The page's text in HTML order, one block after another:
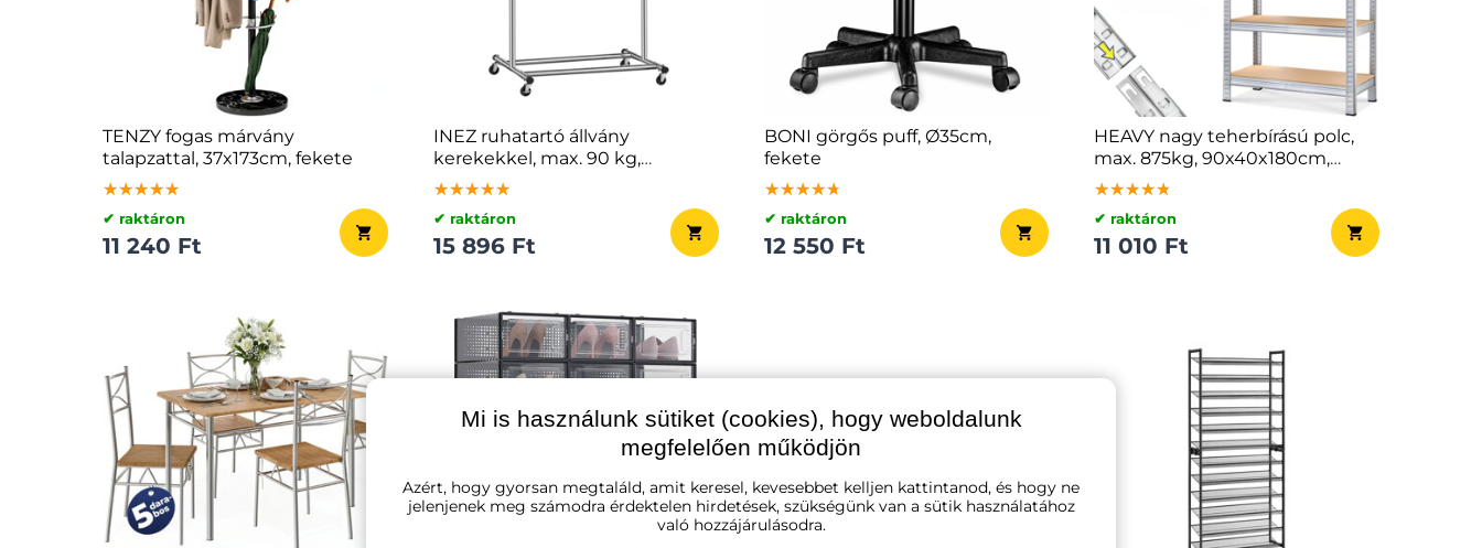
TENZY fogas márvány
talapzattal, 37x173cm, fekete
★★★★★
★★★★★
★★★★★
✔ raktáron
11 240 Ft
INEZ ruhatartó állvány
kerekekkel, max. 90 kg,
83,5x45x160cm, ezüst
★★★★★
★★★★★
★★★★★
✔ raktáron
15 896 Ft
BONI görgős puff, Ø35cm,
fekete
★★★★★
★★★★★
★★★★★
✔ raktáron
12 550 Ft
HEAVY nagy teherbírású polc,
max. 875kg, 90x40x180cm,
ezüst
★★★★★
★★★★★
★★★★★
✔ raktáron
11 010 Ft
Mi is használunk sütiket (cookies), hogy weboldalunk
megfelelően működjön
Azért, hogy gyorsan megtaláld, amit keresel, kevesebbet kelljen kattintanod, és hogy ne
jelenjenek meg számodra érdektelen hirdetések, szükségünk van a sütik használatához
való hozzájárulásodra.